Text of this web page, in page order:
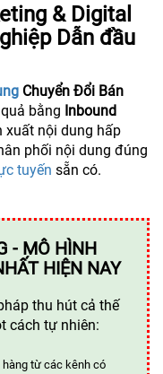
& Digital
Dẫn đầu
Chuyển Đổi Bán
bằng Inbound
xuất nội dung hấp
phối nội dung đúng
tuyến sẵn có.
- MÔ HÌNH
HIỆN NAY
thu hút cả thế
cách tự nhiên:
từ các kênh có